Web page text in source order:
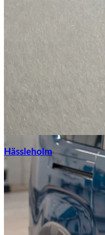
Hässleholm